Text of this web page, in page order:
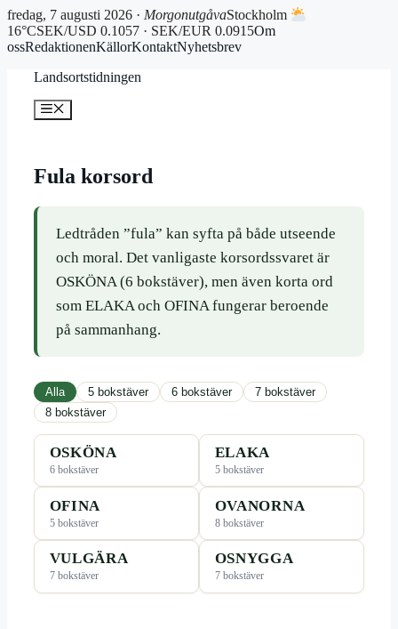
fredag, 7 augusti 2026 · MorgonutgåvaStockholm
16°CSEK/USD 0.1057 · SEK/EUR 0.0915Om
ossRedaktionenKällorKontaktNyhetsbrev
Landsortstidningen
Meny
Fula korsord
Ledtråden ”fula” kan syfta på både utseende
och moral. Det vanligaste korsordssvaret är
OSKÖNA (6 bokstäver), men även korta ord
som ELAKA och OFINA fungerar beroende
på sammanhang.
Alla 5 bokstäver 6 bokstäver
7 bokstäver
8 bokstäver
OSKÖNA
6 bokstäver
ELAKA
5 bokstäver
OFINA
5 bokstäver
OVANORNA
8 bokstäver
VULGÄRA
7 bokstäver
OSNYGGA
7 bokstäver